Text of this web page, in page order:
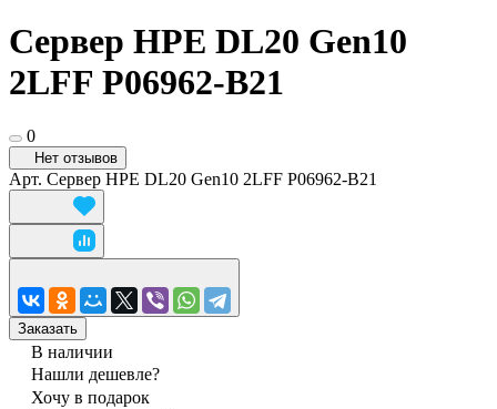
Сервер HPE DL20 Gen10
2LFF P06962-B21
0
Нет отзывов
Арт. Сервер HPE DL20 Gen10 2LFF P06962-B21
Заказать
В наличии
Нашли дешевле?
Хочу в подарок